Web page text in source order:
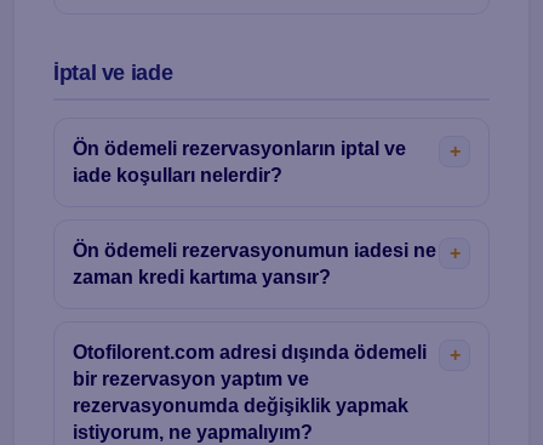
İptal ve iade
Ön ödemeli rezervasyonların iptal ve
iade koşulları nelerdir?
Ön ödemeli rezervasyonumun iadesi ne
zaman kredi kartıma yansır?
Otofilorent.com adresi dışında ödemeli
bir rezervasyon yaptım ve
rezervasyonumda değişiklik yapmak
istiyorum, ne yapmalıyım?